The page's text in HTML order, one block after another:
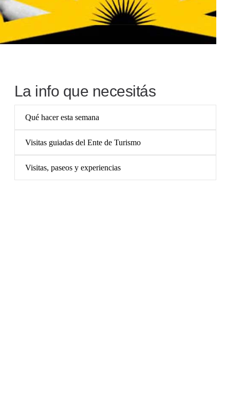
La info que necesitás
Qué hacer esta semana
Visitas guiadas del Ente de Turismo
Visitas, paseos y experiencias